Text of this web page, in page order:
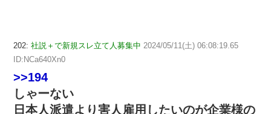
202: 社説＋で新規スレ立て人募集中 2024/05/11(土) 06:08:19.65
ID:NCa640Xn0
>>194
しゃーない
日本人派遣より害人雇用したいのが企業様の